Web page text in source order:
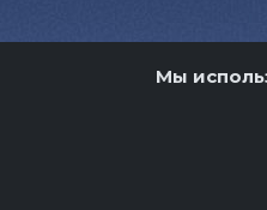
Мы